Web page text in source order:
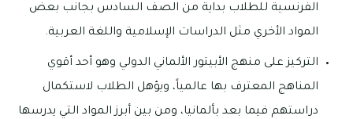
الفرنسية للطلاب بداية من الصف السادس بجانب بعض
المواد الأخري مثل الدراسات الإسلامية واللغة العربية.
التركيز على منهج الأبيتور الألماني الدولي وهو أحد أقوي
المناهج المعترف بها عالمياً، ويؤهل الطلاب لاستكمال
دراستهم فيما بعد بألمانيا، ومن بين أبرز المواد التي يدرسها